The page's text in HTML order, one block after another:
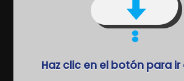
Haz clic en el botón para